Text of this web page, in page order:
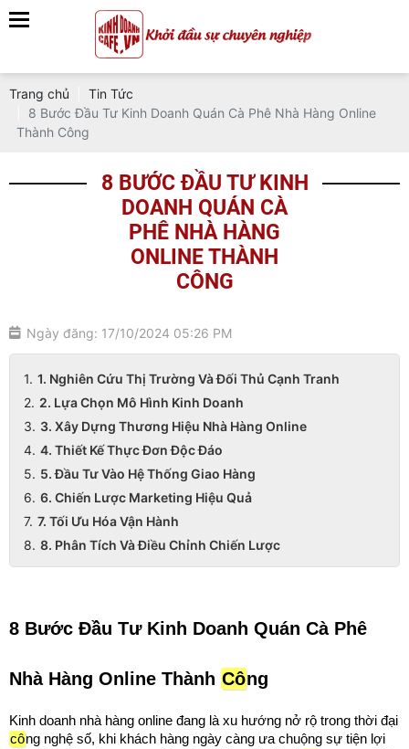
Trang chủ
Tin Tức
8 Bước Đầu Tư Kinh Doanh Quán Cà Phê Nhà Hàng Online
Thành Công
8 BƯỚC ĐẦU TƯ KINH
DOANH QUÁN CÀ
PHÊ NHÀ HÀNG
ONLINE THÀNH
CÔNG
Ngày đăng: 17/10/2024 05:26 PM
1. Nghiên Cứu Thị Trường Và Đối Thủ Cạnh Tranh
2. Lựa Chọn Mô Hình Kinh Doanh
3. Xây Dựng Thương Hiệu Nhà Hàng Online
4. Thiết Kế Thực Đơn Độc Đáo
5. Đầu Tư Vào Hệ Thống Giao Hàng
6. Chiến Lược Marketing Hiệu Quả
7. Tối Ưu Hóa Vận Hành
8. Phân Tích Và Điều Chỉnh Chiến Lược
8 Bước Đầu Tư Kinh Doanh Quán Cà Phê
Nhà Hàng Online Thành Công
công nghệ số, khi khách hàng ngày càng ưa chuộng sự tiện lợi